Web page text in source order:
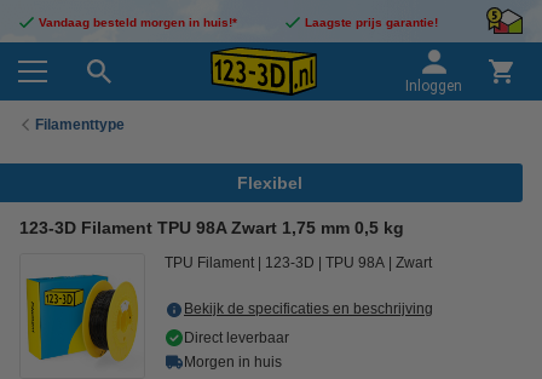
Vandaag besteld morgen in huis!* Laagste prijs garantie!
Inloggen
Filamenttype
Flexibel
123-3D Filament TPU 98A Zwart 1,75 mm 0,5 kg
TPU Filament 123-3D TPU 98A Zwart
Bekijk de specificaties en beschrijving
Direct leverbaar
Morgen in huis